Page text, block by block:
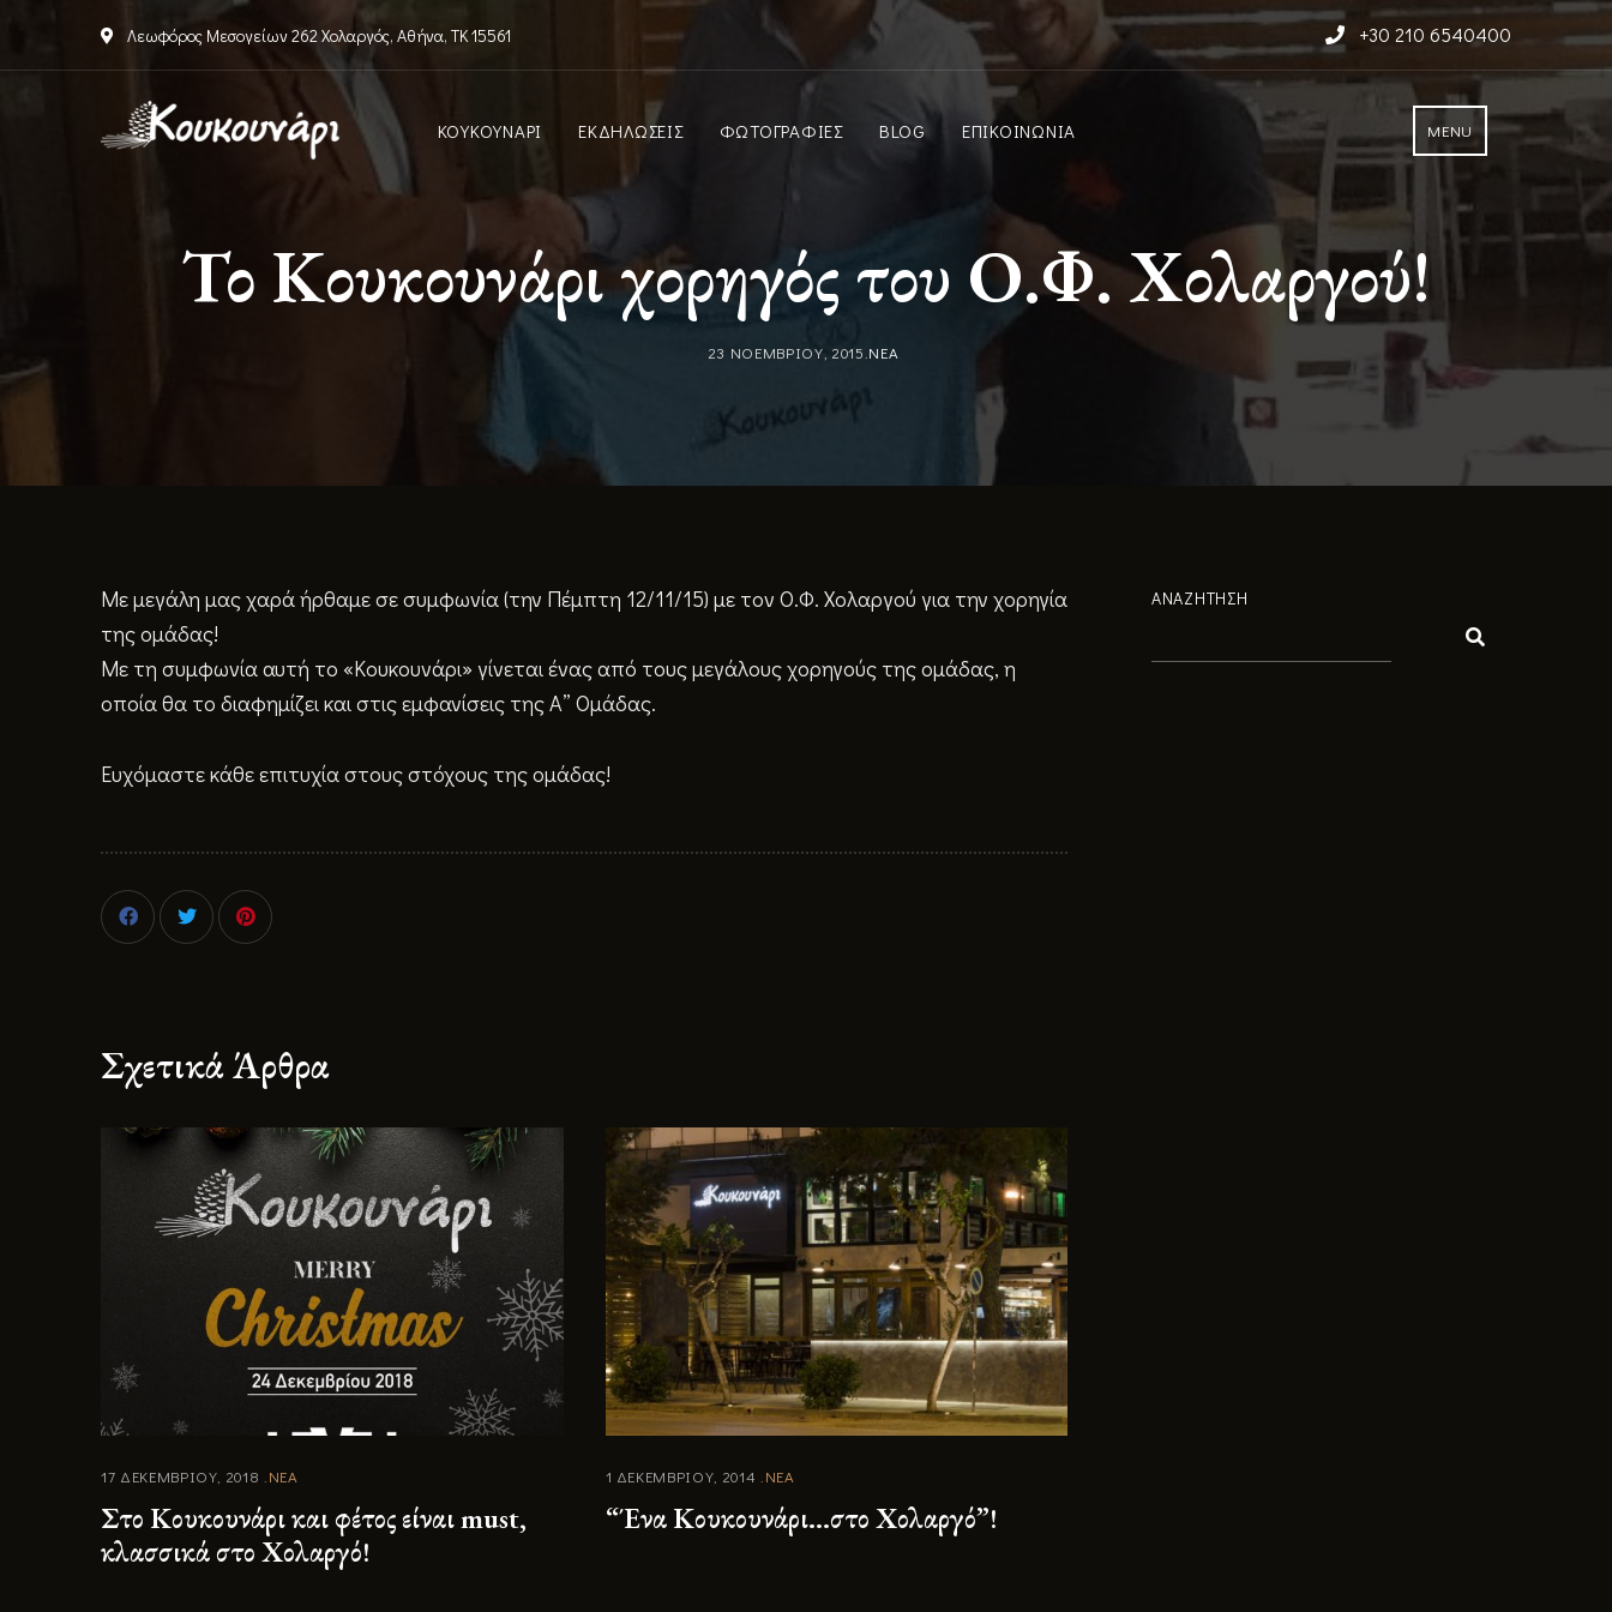
Λεωφόρος Μεσογείων 262 Χολαργός, Αθήνα, ΤΚ 15561 +30 210 6540400
ΚΟΥΚΟΥΝΑΡΙ ΕΚΔΗΛΩΣΕΙΣ ΦΩΤΟΓΡΑΦΙΕΣ BLOG ΕΠΙΚΟΙΝΩΝΙΑ MENU
Το Κουκουνάρι χορηγός του Ο.Φ. Χολαργού!
23 ΝΟΕΜΒΡΙΟΥ, 2015 ΝΕΑ
Με μεγάλη μας χαρά ήρθαμε σε συμφωνία (την Πέμπτη 12/11/15) με τον Ο.Φ. Χολαργού για την χορηγία
της ομάδας!
Με τη συμφωνία αυτή το «Κουκουνάρι» γίνεται ένας από τους μεγάλους χορηγούς της ομάδας, η
οποία θα το διαφημίζει και στις εμφανίσεις της Α” Ομάδας.
Ευχόμαστε κάθε επιτυχία στους στόχους της ομάδας!
Σχετικά Άρθρα
17 ΔΕΚΕΜΒΡΙΟΥ, 2018 ΝΕΑ
Στο Κουκουνάρι και φέτος είναι must,
κλασσικά στο Χολαργό!
1 ΔΕΚΕΜΒΡΙΟΥ, 2014 ΝΕΑ
“Ένα Κουκουνάρι…στο Χολαργό”!
ΑΝΑΖΗΤΗΣΗ